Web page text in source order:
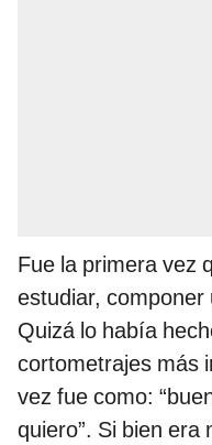
Fue la primera vez
estudiar,
Quizá lo había
cortometrajes más
vez fue como:
quiero”. Si bien era